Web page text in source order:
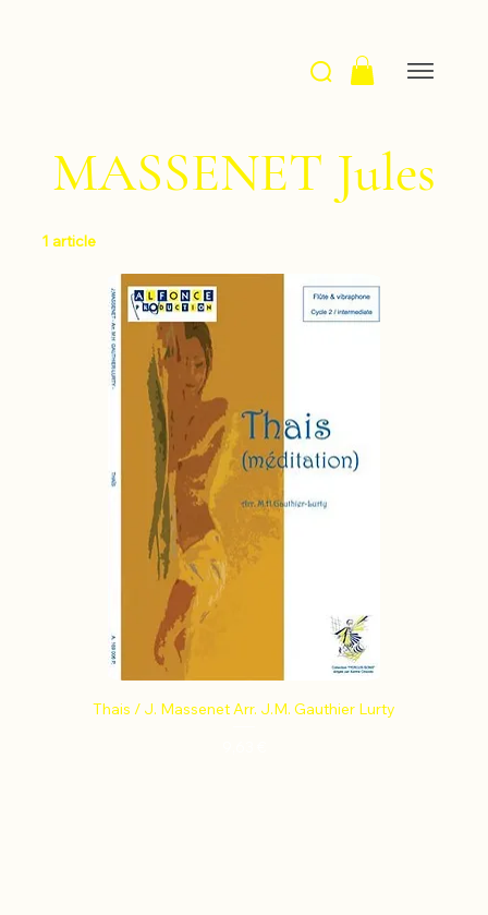
MASSENET Jules
1 article
Thais / J. Massenet Arr. J.M. Gauthier Lurty